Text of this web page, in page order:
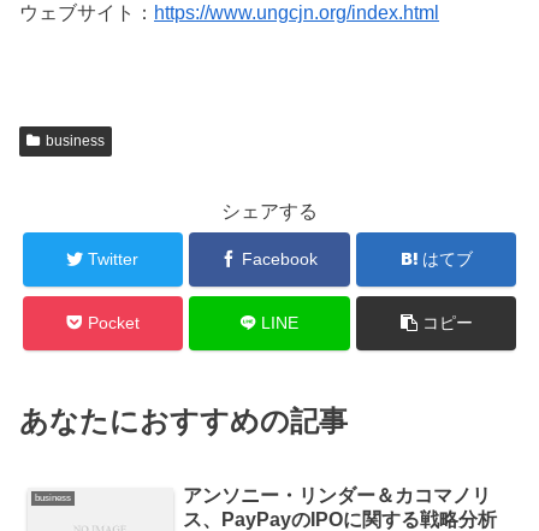
ウェブサイト： https://www.ungcjn.org/index.html
business
シェアする
Twitter Facebook はてブ
Pocket LINE コピー
あなたにおすすめの記事
business
アンソニー・リンダー＆カコマノリ
ス、PayPayのIPOに関する戦略分析